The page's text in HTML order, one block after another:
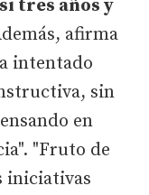
tres años y
afirma
intentado
sin
en
"Fruto de
iniciativas